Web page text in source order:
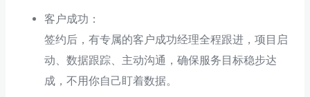
客户成功：
签约后，有专属的客户成功经理全程跟进，项目启
动、数据跟踪、主动沟通，确保服务目标稳步达
成，不用你自己盯着数据。